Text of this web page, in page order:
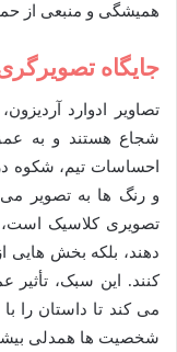
همیشگی و منبعی از
جایگاه
تصاویر ادوارد
شجاع هستند و به
احساسات تیم، شکوه
و رنگ ها به تصویر
تصویری کلاسیک است،
دهند، بلکه بخش هایی
کنند. این سبک،
می کند تا داستان را
شخصیت ها همدلی